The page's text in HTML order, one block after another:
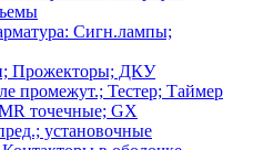
Сигн.лампы;
Прожекторы; ДКУ
промежут.; Тестер; Таймер
точечные; GX
установочные